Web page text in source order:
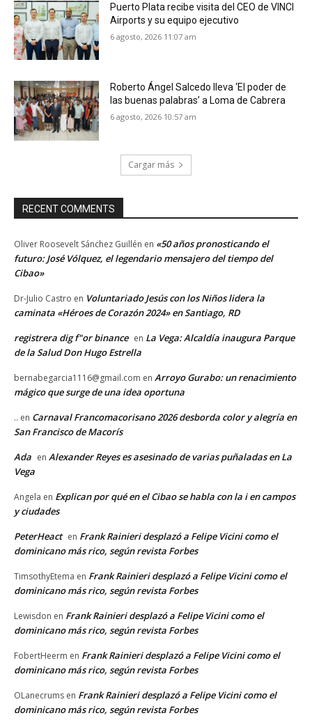
Puerto Plata recibe visita del CEO de VINCI
Airports y su equipo ejecutivo
6 agosto, 2026 11:07 am
Roberto Ángel Salcedo lleva ‘El poder de
las buenas palabras’ a Loma de Cabrera
6 agosto, 2026 10:57 am
Cargar más
RECENT COMMENTS
Oliver Roosevelt Sánchez Guillén en «50 años pronosticando el
futuro: José Vólquez, el legendario mensajero del tiempo del
Cibao»
Dr-Julio Castro en Voluntariado Jesús con los Niños lidera la
caminata «Héroes de Corazón 2024» en Santiago, RD
registrera dig f"or binance en La Vega: Alcaldía inaugura Parque
de la Salud Don Hugo Estrella
bernabegarcia1116@gmail.com en Arroyo Gurabo: un renacimiento
mágico que surge de una idea oportuna
.. en Carnaval Francomacorisano 2026 desborda color y alegría en
San Francisco de Macorís
Ada en Alexander Reyes es asesinado de varias puñaladas en La
Vega
Angela en Explican por qué en el Cibao se habla con la i en campos
y ciudades
PeterHeact en Frank Rainieri desplazó a Felipe Vicini como el
dominicano más rico, según revista Forbes
TimsothyEtema en Frank Rainieri desplazó a Felipe Vicini como el
dominicano más rico, según revista Forbes
Lewisdon en Frank Rainieri desplazó a Felipe Vicini como el
dominicano más rico, según revista Forbes
FobertHeerm en Frank Rainieri desplazó a Felipe Vicini como el
dominicano más rico, según revista Forbes
OLanecrums en Frank Rainieri desplazó a Felipe Vicini como el
dominicano más rico, según revista Forbes